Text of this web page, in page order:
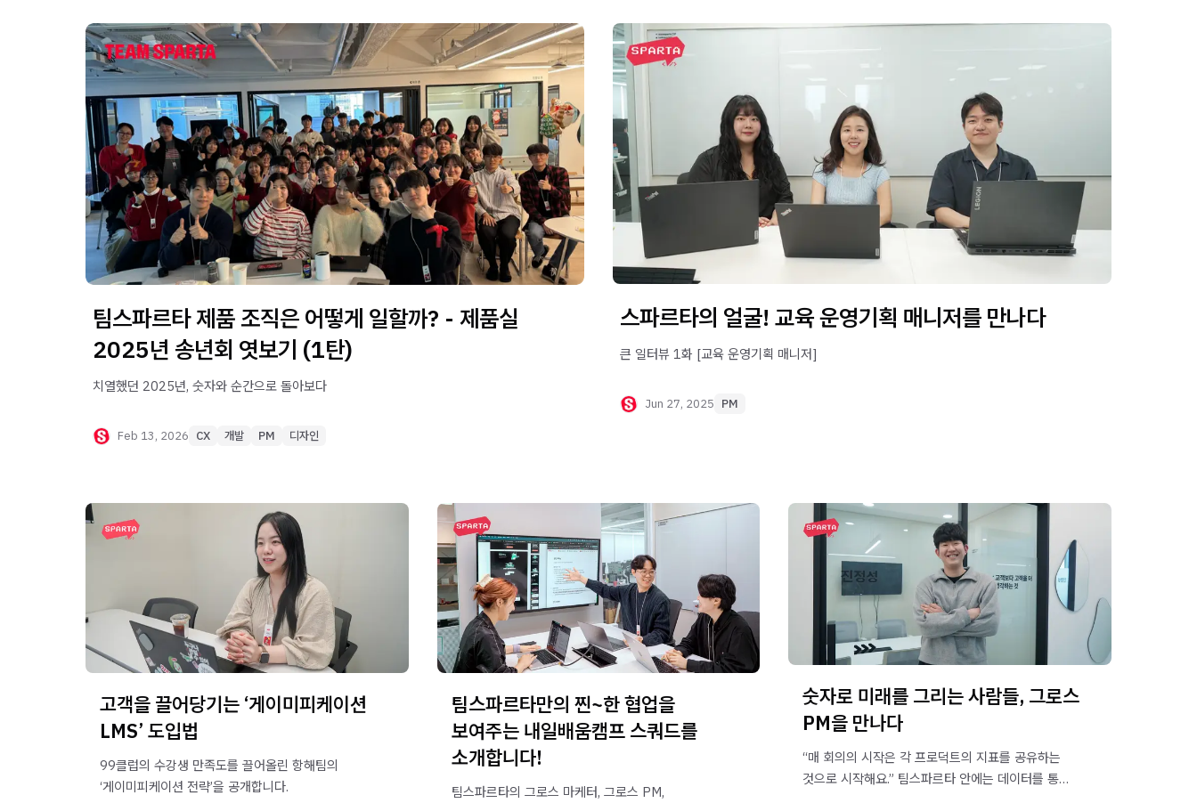
팀스파르타 제품 조직은 어떻게 일할까? - 제품실
2025년 송년회 엿보기 (1탄)
치열했던 2025년, 숫자와 순간으로 돌아보다
Feb 13, 2026 CX 개발 PM 디자인
스파르타의 얼굴! 교육 운영기획 매니저를 만나다
큰 일터뷰 1화 [교육 운영기획 매니저]
Jun 27, 2025 PM
고객을 끌어당기는 ‘게이미피케이션
LMS’ 도입법
99클럽의 수강생 만족도를 끌어올린 항해팀의
‘게이미피케이션 전략’을 공개합니다.
팀스파르타만의 찐~한 협업을
보여주는 내일배움캠프 스쿼드를
소개합니다!
팀스파르타의 그로스 마케터, 그로스 PM,
숫자로 미래를 그리는 사람들, 그로스
PM을 만나다
“매 회의의 시작은 각 프로덕트의 지표를 공유하는
것으로 시작해요.” 팀스파르타 안에는 데이터를 통해